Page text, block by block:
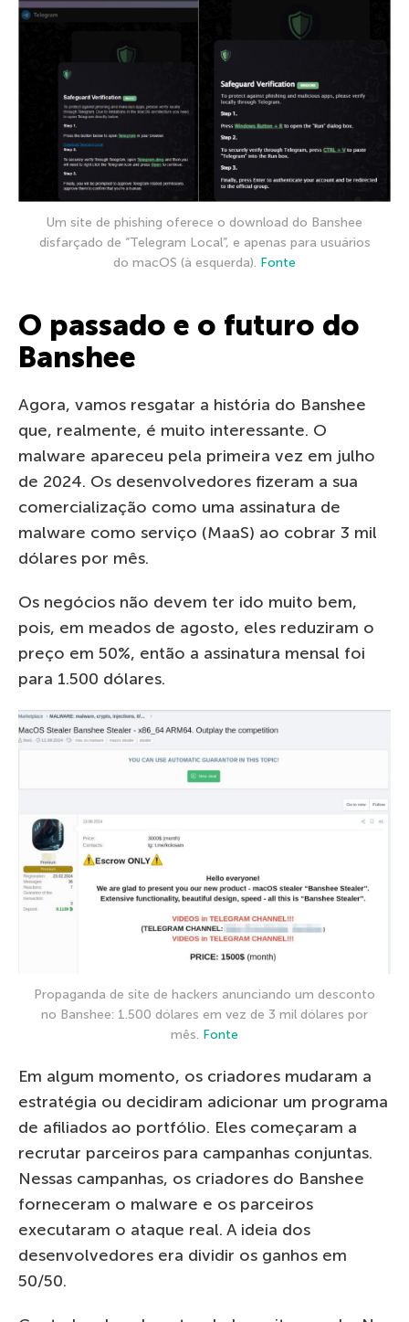
Um site de phishing oferece o download do Banshee
disfarçado de “Telegram Local”, e apenas para usuários
do macOS (à esquerda). Fonte
O passado e o futuro do
Banshee
Agora, vamos resgatar a história do Banshee
que, realmente, é muito interessante. O
malware apareceu pela primeira vez em julho
de 2024. Os desenvolvedores fizeram a sua
comercialização como uma assinatura de
malware como serviço (MaaS) ao cobrar 3 mil
dólares por mês.
Os negócios não devem ter ido muito bem,
pois, em meados de agosto, eles reduziram o
preço em 50%, então a assinatura mensal foi
para 1.500 dólares.
Propaganda de site de hackers anunciando um desconto
no Banshee: 1.500 dólares em vez de 3 mil dólares por
mês. Fonte
Em algum momento, os criadores mudaram a
estratégia ou decidiram adicionar um programa
de afiliados ao portfólio. Eles começaram a
recrutar parceiros para campanhas conjuntas.
Nessas campanhas, os criadores do Banshee
forneceram o malware e os parceiros
executaram o ataque real. A ideia dos
desenvolvedores era dividir os ganhos em
50/50.